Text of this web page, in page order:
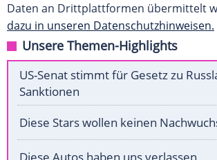
Daten an Drittplattformen übermittelt
dazu in unseren Datenschutzhinweisen.
Unsere Themen-Highlights
US-Senat stimmt für Gesetz zu
Sanktionen
Diese Stars wollen keinen